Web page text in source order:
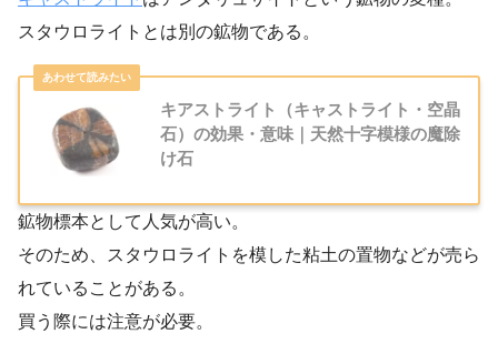
スタウロライトとは別の鉱物である。
キアストライト（キャストライト・空晶
石）の効果・意味｜天然十字模様の魔除
け石
鉱物標本として人気が高い。
そのため、スタウロライトを模した粘土の置物などが売ら
れていることがある。
買う際には注意が必要。